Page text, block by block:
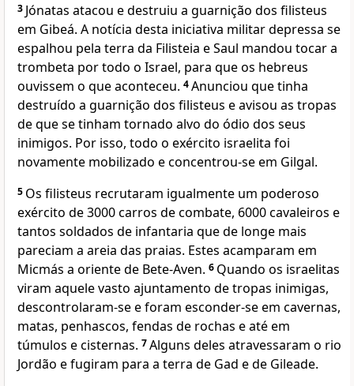
3 Jónatas atacou e destruiu a guarnição dos filisteus
em Gibeá. A notícia desta iniciativa militar depressa se
espalhou pela terra da Filisteia e Saul mandou tocar a
trombeta por todo o Israel, para que os hebreus
ouvissem o que aconteceu. 4Anunciou que tinha
destruído a guarnição dos filisteus e avisou as tropas
de que se tinham tornado alvo do ódio dos seus
inimigos. Por isso, todo o exército israelita foi
novamente mobilizado e concentrou-se em Gilgal.
5 Os filisteus recrutaram igualmente um poderoso
exército de 3000 carros de combate, 6000 cavaleiros e
tantos soldados de infantaria que de longe mais
pareciam a areia das praias. Estes acamparam em
Micmás a oriente de Bete-Aven. 6 Quando os israelitas
viram aquele vasto ajuntamento de tropas inimigas,
descontrolaram-se e foram esconder-se em cavernas,
matas, penhascos, fendas de rochas e até em
túmulos e cisternas. 7Alguns deles atravessaram o rio
Jordão e fugiram para a terra de Gad e de Gileade.